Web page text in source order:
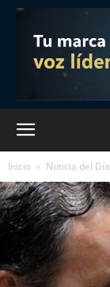
Inicio Noticia del Día